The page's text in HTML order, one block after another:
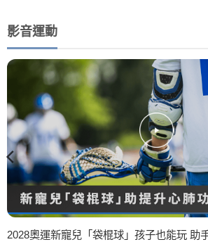
影音運動
2028奧運新寵兒「袋棍球」孩子也能玩 助